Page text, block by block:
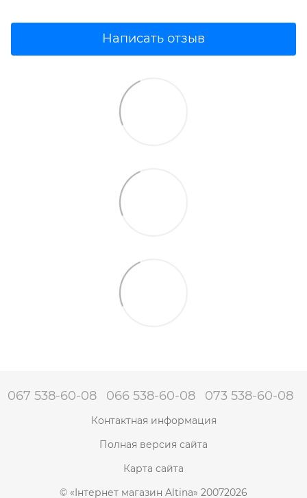
Написать отзыв
067 538-60-08 066 538-60-08 073 538-60-08
Контактная информация
Полная версия сайта
Карта сайта
© «Інтернет магазин Altina» 20072026